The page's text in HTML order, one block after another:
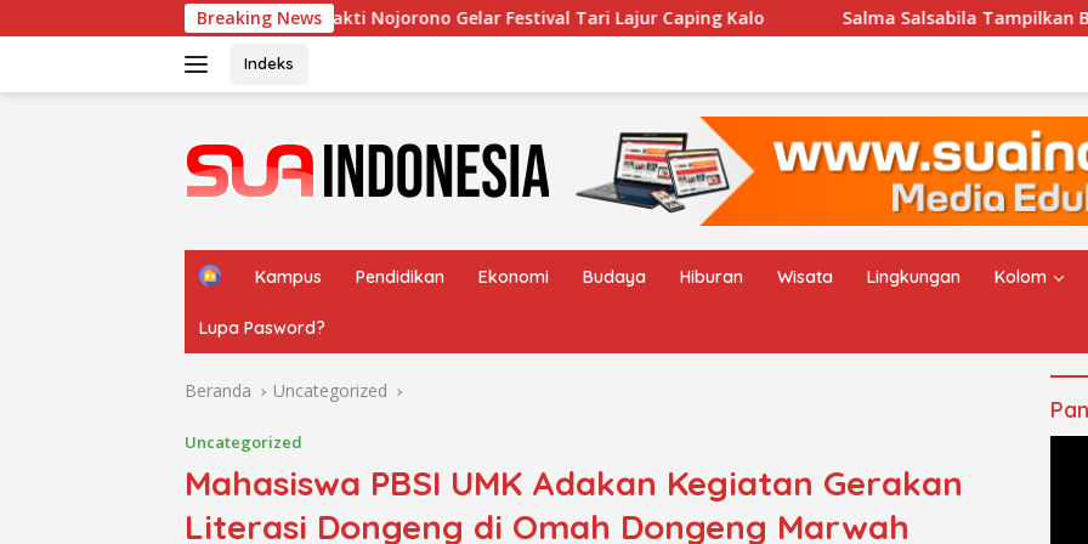
ke
Breaking News
Yayasan Bakti Nojorono Gelar Festival Tari Lajur Caping Kalo Salma Salsabila Tampilkan Batik Modern di Gelar
Indeks
H
e
Kampus Pendidikan Ekonomi Budaya Hiburan Wisata Lingkungan Kolom
Lupa Pasword?
Beranda Uncategorized
Uncategorized
Mahasiswa PBSI UMK Adakan Kegiatan Gerakan
Literasi Dongeng di Omah Dongeng Marwah